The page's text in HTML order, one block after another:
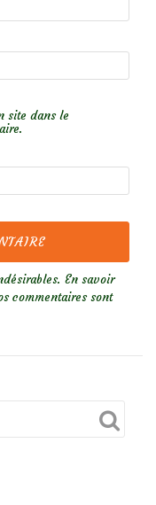
site dans le
En savoir
commentaires sont